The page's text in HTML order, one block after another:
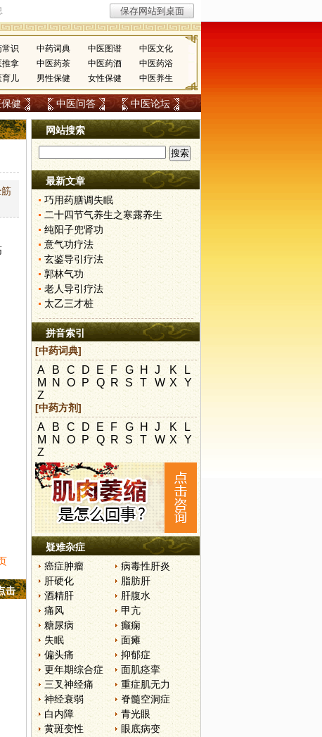
常识 中药词典 中医图谱
中医文化
推拿 中医药茶 中医药酒
中医药浴
育儿 男性保健 女性保健 中医养生
健 中医问答 中医论坛
击
网站搜索
最新文章
巧用药膳调失眠
二十四节气养生之寒露养生
纯阳子兜肾功
意气功疗法
玄鉴导引疗法
郭林气功
老人导引疗法
太乙三才桩
拼音索引
[中药词典]
A B C D E F G H J K
L
M N O P Q R S T W X
Y
Z
[中药方剂]
A B C D E F G H J K
L
M N O P Q R S T W X
Y
Z
疑难杂症
癌症肿瘤
病毒性肝炎
肝硬化
脂肪肝
酒精肝
肝腹水
痛风
甲亢
糖尿病
癫痫
失眠
面瘫
偏头痛
抑郁症
更年期综合症
面肌痉挛
三叉神经痛
重症肌无力
神经衰弱
脊髓空洞症
白内障
青光眼
黄斑变性
眼底病变